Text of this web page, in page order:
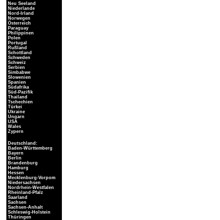
Neu Seeland
Niederlande
Nord-Irland
Norwegen
Österreich
Paraguay
Philippinen
Polen
Portugal
Rußland
Schottland
Schweden
Schweiz
Serbien
Simbabwe
Slowenien
Spanien
Südafrika
Süd-Pazifik
Thailand
Tschechien
Türkei
Ukraine
Ungarn
USA
Wales
Zypern
Deutschland:
Baden-Württemberg
Bayern
Berlin
Brandenburg
Hamburg
Hessen
Mecklenburg-Vorpom
Niedersachsen
Nordrhein-Westfalen
Rheinland-Pfalz
Saarland
Sachsen
Sachsen-Anhalt
Schleswig-Holstein
Thüringen